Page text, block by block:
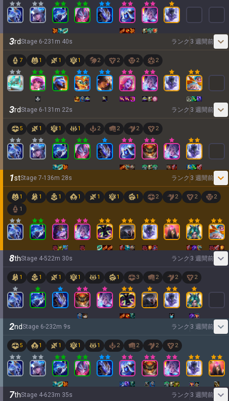
3rdStage 6-231 m 40s ランク 3 週間前
7 1 1 1 2 2 2 2
3rdStage 6-1 31 m 22s ランク 3 週間前
5 1 1 1 2 2 2 2
1stStage 7-1 36m 28s ランク 3 週間前
1 1 1 1 1 1 1 2 2 2
2
1
8thStage 4-522m 30s ランク 3 週間前
1 1 1 1 1 1 3 2 2 2
2ndStage 6-232m 9s ランク 3 週間前
5 1 1 1 1 2 2 2 2
7thStage 4-623m 35s ランク 3 週間前